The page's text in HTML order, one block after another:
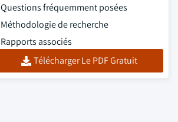
Questions fréquemment posées
Méthodologie de recherche
Rapports associés
Télécharger Le PDF Gratuit